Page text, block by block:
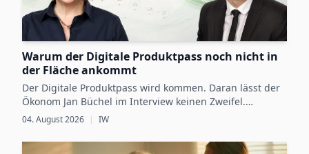
Warum der Digitale Produktpass noch nicht in
der Fläche ankommt
Der Digitale Produktpass wird kommen. Daran lässt der
Ökonom Jan Büchel im Interview keinen Zweifel.
Dennoch besteht zwischen den regulatorischen
Produktgruppen verbindlich werden, und der
04. August 2026 | IW